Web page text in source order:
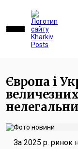
Європа і
За 2025 р. ринок